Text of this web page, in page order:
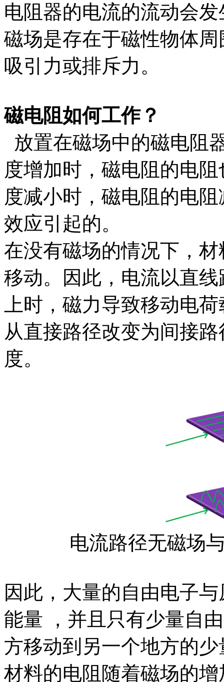
电阻器的电流的流动会
磁场是存在于磁性物体
吸引力或排斥力。
磁电阻如何工作？
放置在磁场中的磁电阻
度增加时，磁电阻的电
度减小时，磁电阻的电
效应引起的。
在没有磁场的情况下，
移动。因此，电流以直
上时，磁力导致移动电
从直接路径改变为间接
度。
电流路径无磁场
因此，大量的自由电子
能量 ，并且只有少量自
方移动到另一个地方的
材料的电阻随着磁场的